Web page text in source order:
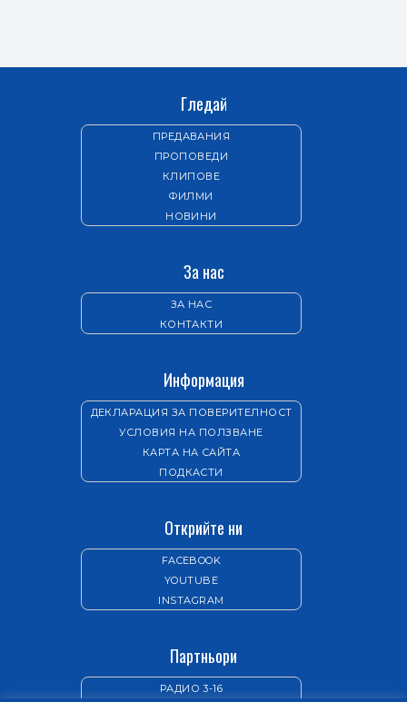
Гледай
ПРЕДАВАНИЯ
ПРОПОВЕДИ
КЛИПОВЕ
ФИЛМИ
НОВИНИ
За нас
ЗА НАС
КОНТАКТИ
Информация
ДЕКЛАРАЦИЯ ЗА ПОВЕРИТЕЛНОСТ
УСЛОВИЯ НА ПОЛЗВАНЕ
КАРТА НА САЙТА
ПОДКАСТИ
Открийте ни
FACEBOOK
YOUTUBE
INSTAGRAM
Партньори
РАДИО 3-16